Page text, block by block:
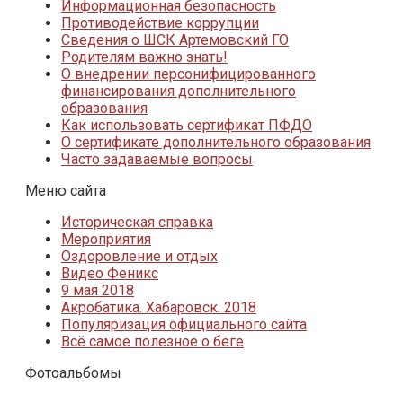
Информационная безопасность
Противодействие коррупции
Сведения о ШСК Артемовский ГО
Родителям важно знать!
О внедрении персонифицированного
финансирования дополнительного
образования
Как использовать сертификат ПФДО
О сертификате дополнительного образования
Часто задаваемые вопросы
Меню сайта
Историческая справка
Мероприятия
Оздоровление и отдых
Видео Феникс
9 мая 2018
Акробатика. Хабаровск. 2018
Популяризация официального сайта
Всё самое полезное о беге
Фотоальбомы